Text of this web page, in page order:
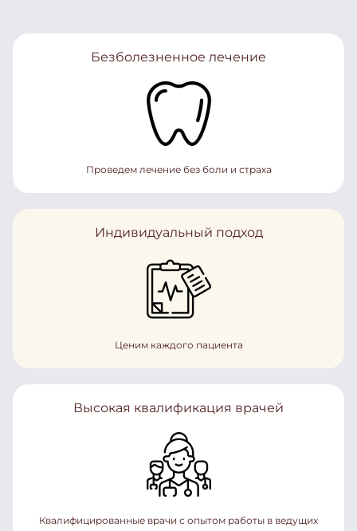
Безболезненное лечение
Проведем лечение без боли и страха
Индивидуальный подход
Ценим каждого пациента
Высокая квалификация врачей
Квалифицированные врачи с опытом работы в ведущих